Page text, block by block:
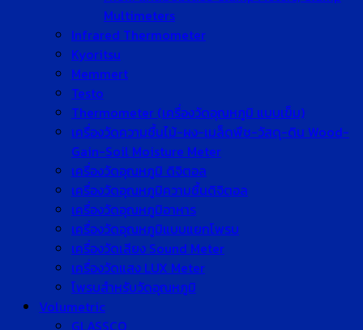
Multimeters
Infrared Thermometer
Kyoritsu
Memmert
Testo
Thermometer (เครื่องวัดอุณหภูมิ แบบเข็ม)
เครื่องวัดความชื้นไม้-ผง-เมล็ดพืช-วัสดุ-ดิน Wood-
Gain-Soil Moisture Meter
เครื่องวัดอุณหภูมิ ดิจิตอล
เครื่องวัดอุณหภูมิความชื้นดิจิตอล
เครื่องวัดอุณหภูมิอาหาร
เครื่องวัดอุณหภูมิแบบแยกโพรบ
เครื่องวัดเสียง Sound Meter
เครื่องวัดแสง LUX Meter
โพรบสำหรับวัดอุณหภูมิ
Volumetric
GLASSCO